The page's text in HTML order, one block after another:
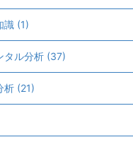
識 (1)
タル分析 (37)
析 (21)